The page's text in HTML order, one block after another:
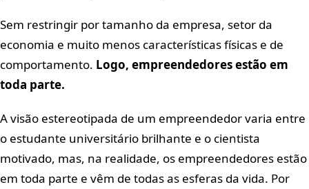
Sem restringir por tamanho da empresa, setor da
economia e muito menos características físicas e de
comportamento. Logo, empreendedores estão em
toda parte.
A visão estereotipada de um empreendedor varia entre
o estudante universitário brilhante e o cientista
motivado, mas, na realidade, os empreendedores estão
em toda parte e vêm de todas as esferas da vida. Por